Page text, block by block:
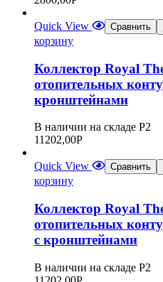
Quick View Сравнить
корзину
Коллектор Royal
отопительных
кронштейнами
В наличии на складе Р2
11202,00Р
Quick View Сравнить
корзину
Коллектор Royal
отопительных
с кронштейнами
В наличии на складе Р2